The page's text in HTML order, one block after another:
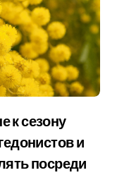
и
посреди